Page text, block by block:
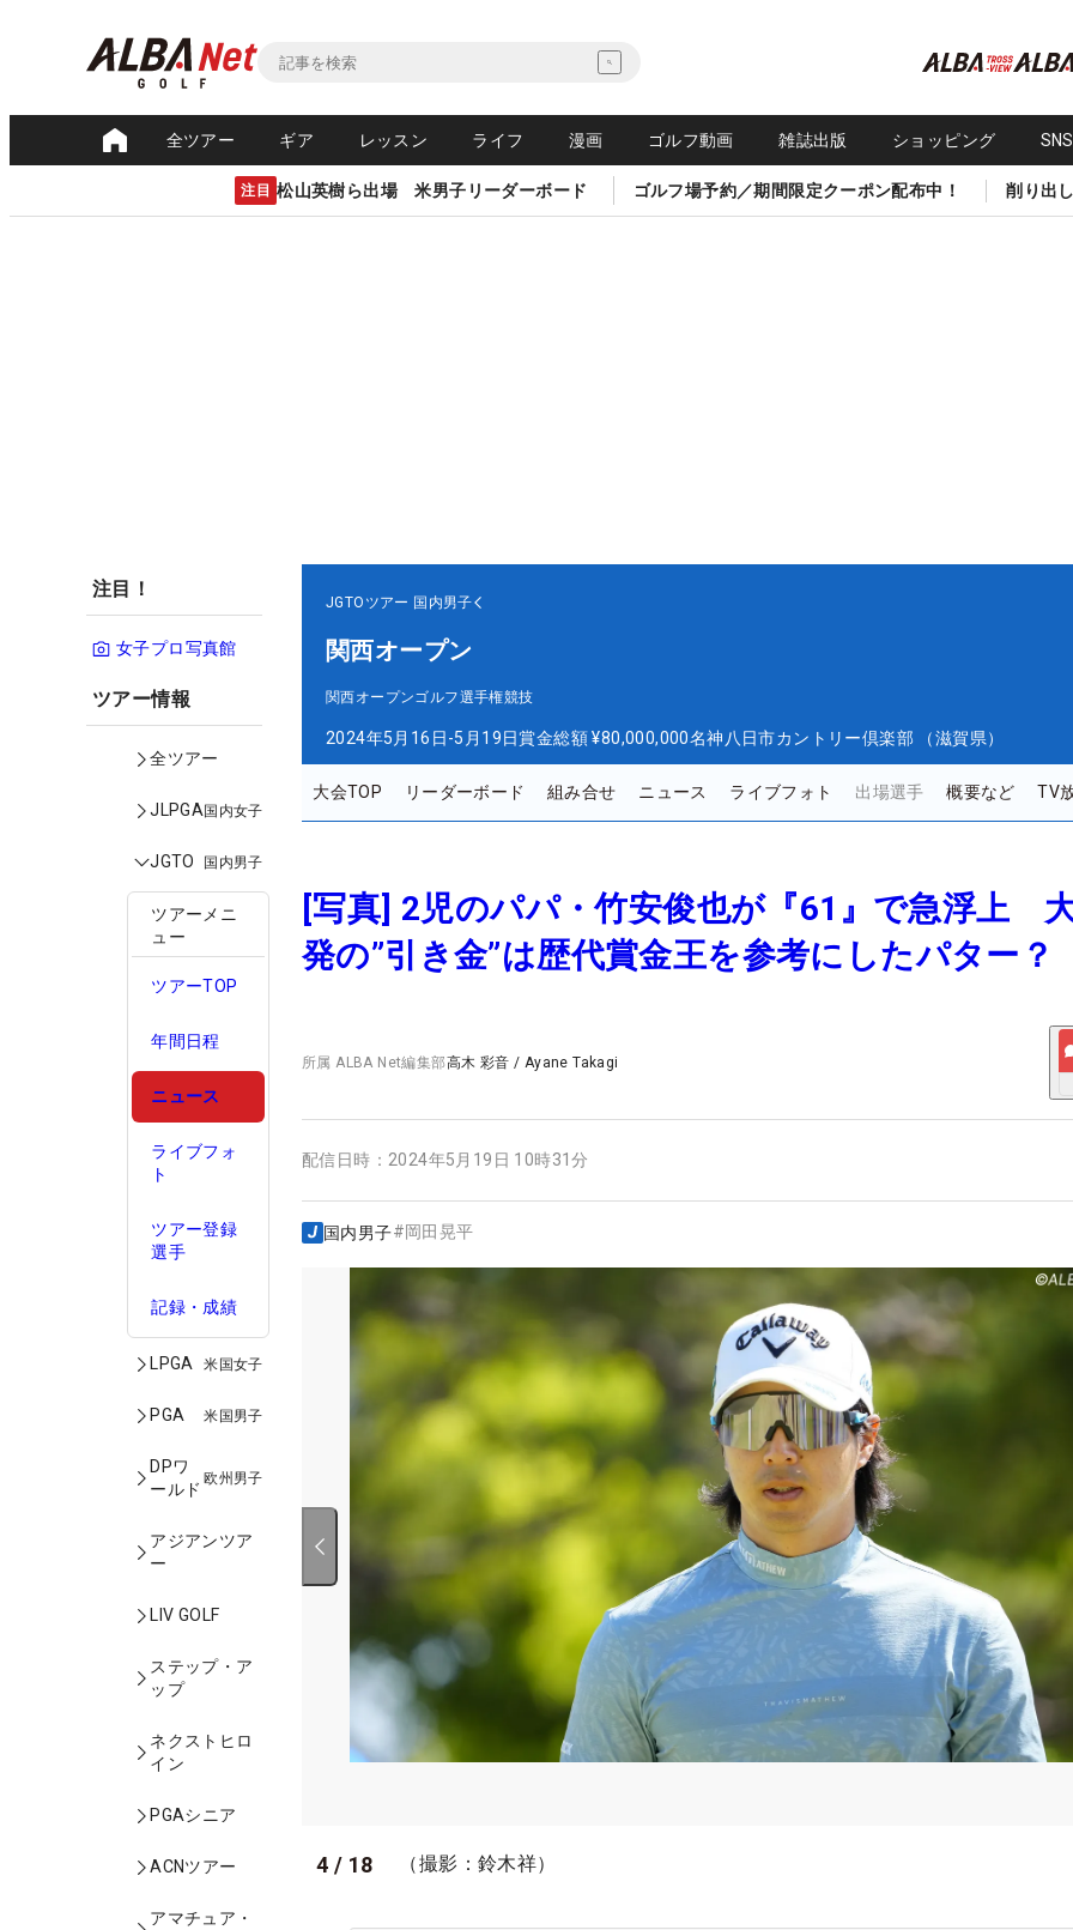
全ツアー ギア レッスン ライフ 漫画 ゴルフ動画 雑誌出版 ショッピング
注目 松山英樹ら出場 米男子リーダーボード ゴルフ場予約／期間限定クーポン配布中！ 削り出
注目！
女子プロ写真館
ツアー情報
全ツアー
JLPGA国内女子
JGTO 国内男子
ツアーメニ
ュー
ツアーTOP
年間日程
ニュース
ライブフォ
ト
ツアー登録
選手
記録・成績
LPGA 米国女子
PGA 米国男子
DPワ
ールド
欧州男子
アジアンツア
ー
LIV GOLF
ステップ・ア
ップ
ネクストヒロ
イン
PGAシニア
ACNツアー
アマチュア・
JGTOツアー 国内男子
関西オープン
関西オープンゴルフ選手権競技
2024年5月16日-5月19日賞金総額 ¥80,000,000名神八日市カントリー倶楽部 （滋賀県）
大会TOP リーダーボード 組み合せ ニュース ライブフォト 出場選手 概要など TV
[写真] 2児のパパ・竹安俊也が『61』で急浮上
発の”引き金”は歴代賞金王を参考にしたパター？
所属ALBA Net編集部高木 彩音 / Ayane Takagi
配信日時： 2024年5月19日 10時31分
国内男子#岡田晃平
4 / 18 （撮影：鈴木祥）